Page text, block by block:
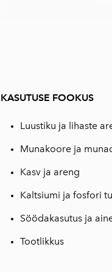
KASUTUSE FOOKUS
Luustiku ja lihaste
Munakoore ja
Kasv ja areng
Kaltsiumi ja fosfori
Söödakasutus ja
Tootlikkus